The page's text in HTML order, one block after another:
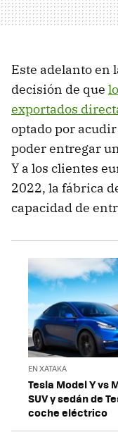
Este adelanto en
decisión de que
exportados
optado por
poder entregar
Y a los clientes
2022, la fábrica
capacidad de
EN XATAKA
Tesla Model Y vs
SUV y sedán de
coche eléctrico